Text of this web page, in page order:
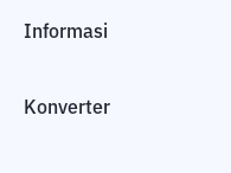
Informasi
Konverter